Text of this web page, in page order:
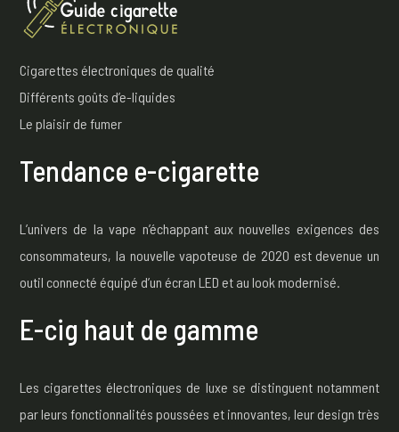
Cigarettes électroniques de qualité
Différents goûts d’e-liquides
Le plaisir de fumer
Tendance e-cigarette
L’univers de la vape n’échappant aux nouvelles exigences des
consommateurs, la nouvelle vapoteuse de 2020 est devenue un
outil connecté équipé d’un écran LED et au look modernisé.
E-cig haut de gamme
Les cigarettes électroniques de luxe se distinguent notamment
par leurs fonctionnalités poussées et innovantes, leur design très